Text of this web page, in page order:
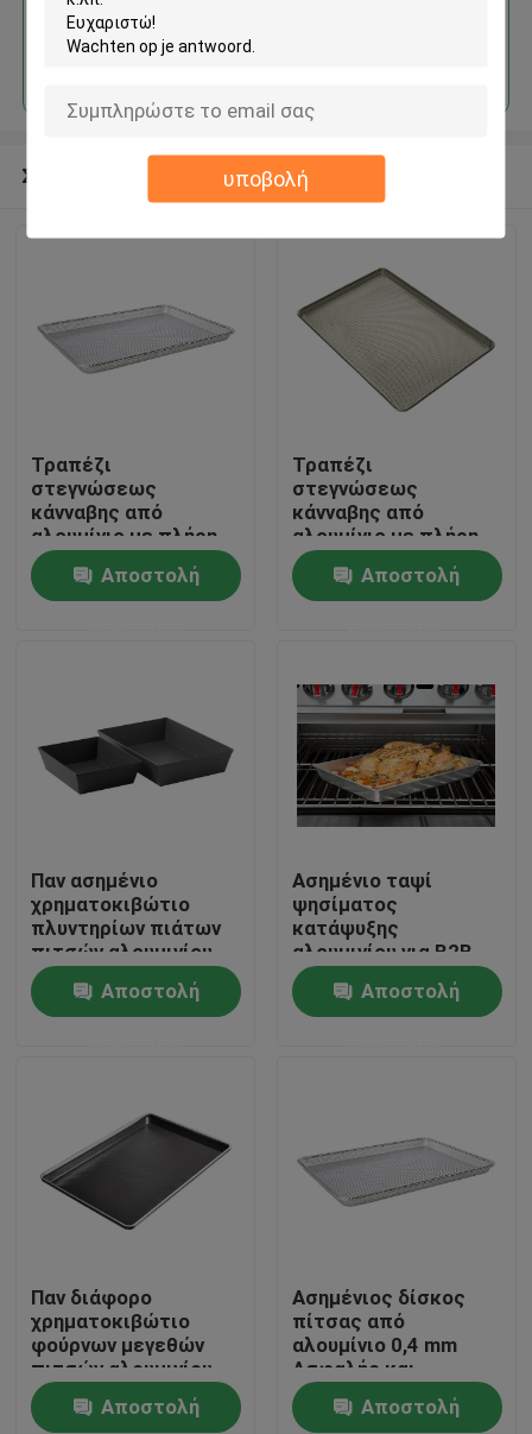
υποβολή
Σπίτι
Περίπου εμείς
Γύρος εργοστασίων
Μας ελάτε σε επαφή με
Ειδήσεις
Δίσκος ψησίματος αλουμινίου
Ταψί πίτσας αλουμινίου
Να συνεχίσει
Συνιστώμενα προϊόντα
Τραπέζι
στεγνώσεως
κάνναβης από
αλουμίνιο με πλήρη
διάτρηση
Αποστολή
Τραπέζι
στεγνώσεως
κάνναβης από
αλουμίνιο με πλήρη
διάτρηση
Αποστολή
Παν ασημένιο
χρηματοκιβώτιο
πλυντηρίων πιάτων
πιτσών αλουμινίου
για το ψήσιμο
Αποστολή
Ασημένιο ταψί
ψησίματος
κατάψυξης
αλουμινίου για B2B
αγοραστές
Αποστολή
Παν διάφορο
χρηματοκιβώτιο
φούρνων μεγεθών
πιτσών αλουμινίου
Αποστολή
Ασημένιος δίσκος
πίτσας από
αλουμίνιο 0,4 mm
Ασφαλής και
εύκολος στο
καθάρισμαΑποστολή